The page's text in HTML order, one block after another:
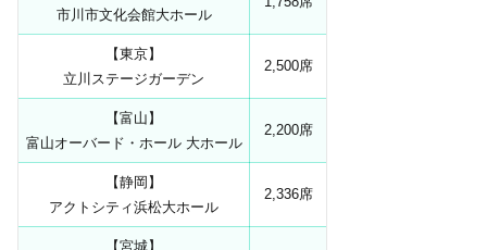
市川市文化会館大ホール
【東京】
立川ステージガーデン
2,500席
【富山】
富山オーバード・ホール 大ホール
2,200席
【静岡】
アクトシティ浜松大ホール
2,336席
【宮城】